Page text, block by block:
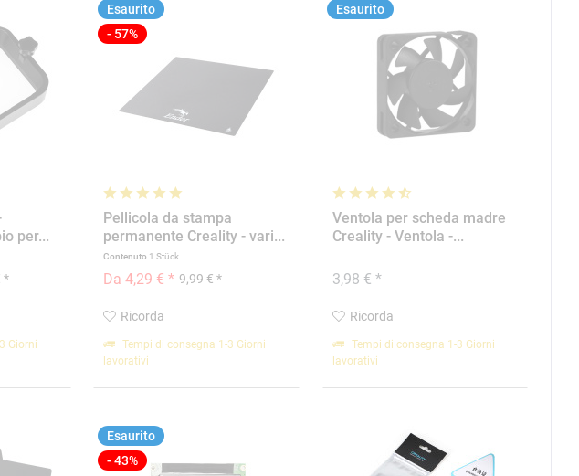
per...
*
Giorni
Esaurito
- 57%
Pellicola da stampa
permanente Creality - vari...
Contenuto 1 Stück
9,99 € *
Da 4,29 € *
Ricorda
Tempi di consegna 1-3 Giorni
lavorativi
Esaurito
Ventola per scheda madre
Creality - Ventola -...
3,98 € *
Ricorda
Tempi di consegna 1-3 Giorni
lavorativi
Esaurito
- 43%